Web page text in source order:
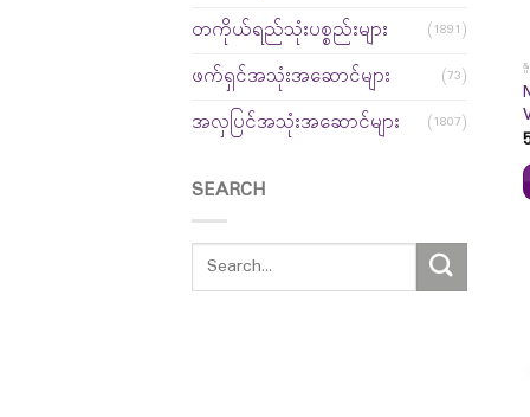
တကိုယ်ရည်သုံးပစ္စည်းများ (1891)
ဖက်ရှင်အသုံးအဆောင်များ (73)
အလှပြင်အသုံးအဆောင်များ (1807)
SEARCH